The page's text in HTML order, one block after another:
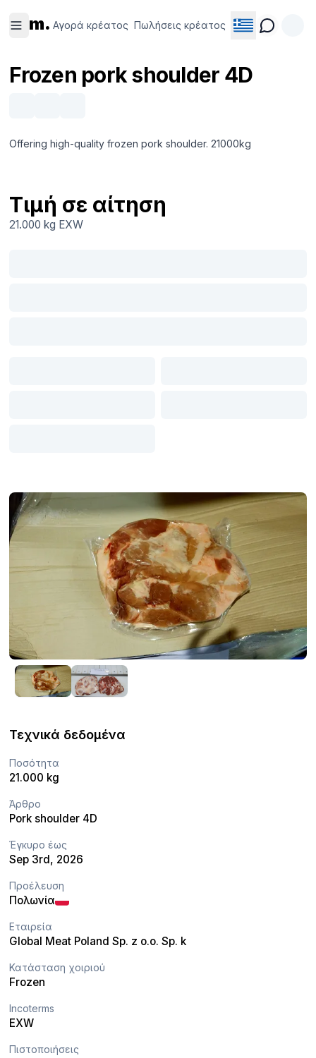
m. Αγορά κρέατος Πωλήσεις κρέατος
κρέατος κρέατος
Frozen pork shoulder 4D
Offering high-quality frozen pork shoulder. 21000kg
Τιμή σε αίτηση
21.000 kg EXW
Τεχνικά δεδομένα
Ποσότητα
21.000 kg
Άρθρο
Pork shoulder 4D
Έγκυρο έως
Sep 3rd, 2026
Προέλευση
Πολωνία
Εταιρεία
Global Meat Poland Sp. z o.o. Sp. k
Κατάσταση χοιριού
Frozen
Incoterms
EXW
Πιστοποιήσεις